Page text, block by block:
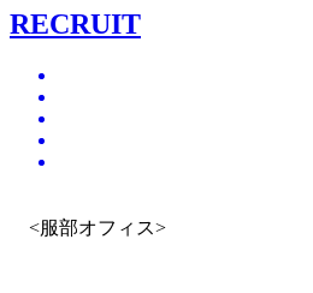
RECRUIT
<服部オフィス>